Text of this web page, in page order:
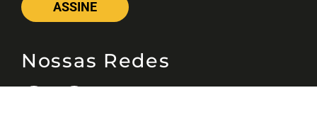
ASSINE
Nossas Redes